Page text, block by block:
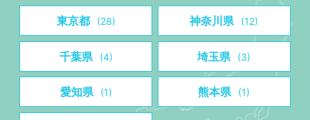
東京都 (28) 神奈川県 (12)
千葉県 (4) 埼玉県 (3)
愛知県 (1) 熊本県 (1)